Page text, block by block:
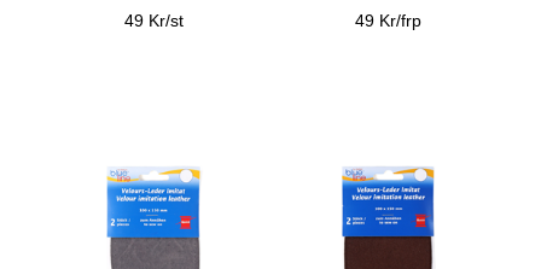
49 Kr/st 49 Kr/frp